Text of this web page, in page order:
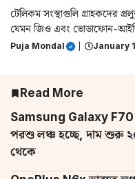
টেলিকম সংস্থাগুলি গ্রাহকদের
যেমন জিও এবং ভোডাফোন-
Puja Mondal January
Read More
Samsung Galaxy F70
পরশু লঞ্চ হচ্ছে, দাম শুরু
থেকে